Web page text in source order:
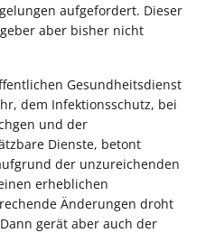
aufgefordert. Dieser
aber bisher nicht
Gesundheitsdienst
dem Infektionsschutz, bei
und der
Dienste, betont
der unzureichenden
erheblichen
Änderungen droht
gerät aber auch der